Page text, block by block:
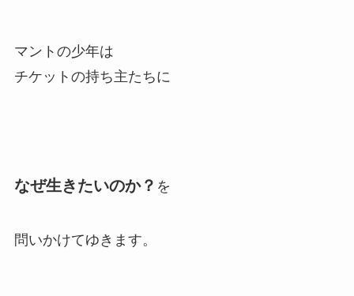
マントの少年は
チケットの持ち主たちに
なぜ生きたいのか？ を
問いかけてゆきます。